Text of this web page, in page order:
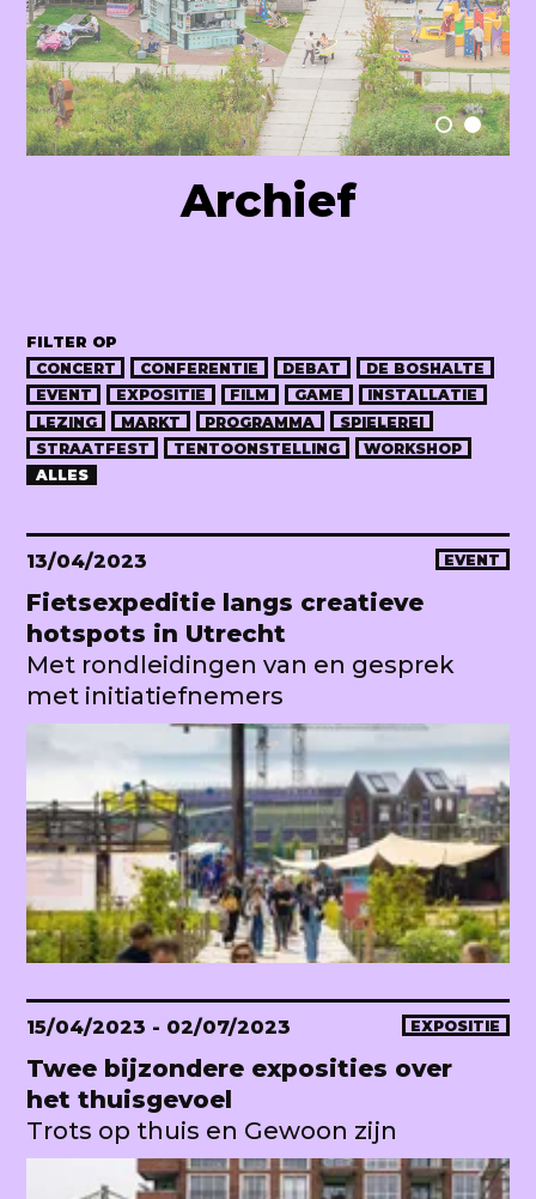
Raum Lab
Archief
FILTER OP
CONCERT
CONFERENTIE DEBAT
DE BOSHALTE
EVENT
EXPOSITIE FILM GAME
INSTALLATIE
LEZING
MARKT PROGRAMMA
SPIELEREI
STRAATFEST
TENTOONSTELLING
WORKSHOP
ALLES
13/04/2023 EVENT
Fietsexpeditie langs creatieve
hotspots in Utrecht
Met rondleidingen van en gesprek
met initiatiefnemers
15/04/2023 - 02/07/2023 EXPOSITIE
Twee bijzondere exposities over
het thuisgevoel
Trots op thuis en Gewoon zijn